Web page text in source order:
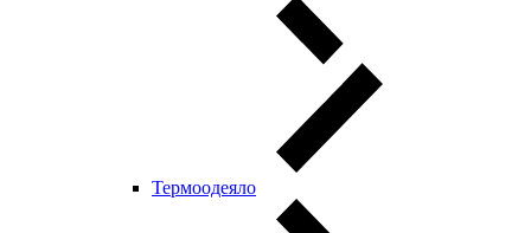
Термоодеяло